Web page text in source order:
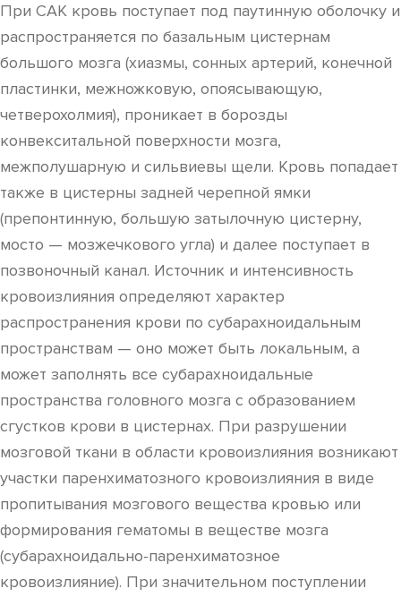
При САК кровь поступает под паутинную оболочку и
распространяется по базальным цистернам
большого мозга (хиазмы, сонных артерий, конечной
пластинки, межножковую, опоясывающую,
четверохолмия), проникает в борозды
конвекситальной поверхности мозга,
межполушарную и сильвиевы щели. Кровь попадает
также в цистерны задней черепной ямки
(препонтинную, большую затылочную цистерну,
мосто — мозжечкового угла) и далее поступает в
позвоночный канал. Источник и интенсивность
кровоизлияния определяют характер
распространения крови по субарахноидальным
пространствам — оно может быть локальным, а
может заполнять все субарахноидальные
пространства головного мозга с образованием
сгустков крови в цистернах. При разрушении
мозговой ткани в области кровоизлияния возникают
участки паренхиматозного кровоизлияния в виде
пропитывания мозгового вещества кровью или
формирования гематомы в веществе мозга
(субарахноидально-паренхиматозное
кровоизлияние). При значительном поступлении